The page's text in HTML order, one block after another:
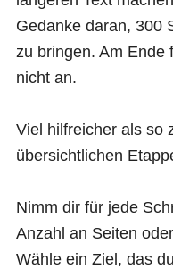
Gedanke daran, 300
zu bringen. Am Ende
nicht an.
Viel hilfreicher als so
übersichtlichen
Nimm dir für jede
Anzahl an Seiten
Wähle ein Ziel, das